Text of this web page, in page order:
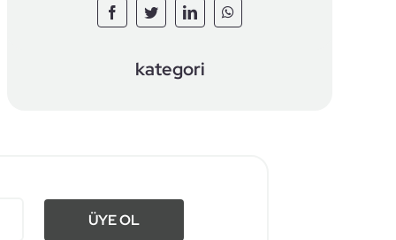
kategori
ÜYE OL